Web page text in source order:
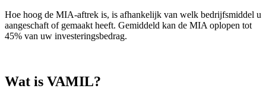
Hoe hoog de MIA-aftrek is, is afhankelijk van welk bedrijfsmiddel u
aangeschaft of gemaakt heeft. Gemiddeld kan de MIA oplopen tot
45% van uw investeringsbedrag.
Wat is VAMIL?